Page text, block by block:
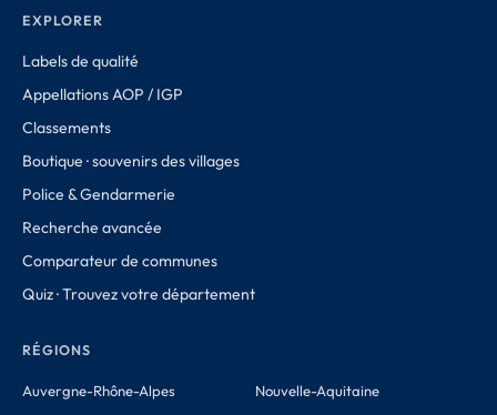
EXPLORER
Labels de qualité
Appellations AOP / IGP
Classements
Boutique · souvenirs des villages
Police & Gendarmerie
Recherche avancée
Comparateur de communes
Quiz · Trouvez votre département
RÉGIONS
Auvergne-Rhône-Alpes
Nouvelle-Aquitaine